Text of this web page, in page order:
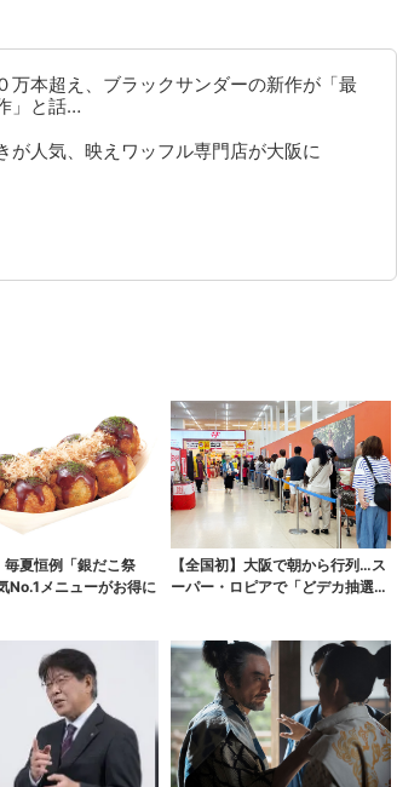
万本超え、ブラックサンダーの新作が「最
」と話…
が人気、映えワッフル専門店が大阪に
毎夏恒例「銀だこ祭
No.1メニューがお得に
【全国初】大阪で朝から行列…ス
ーパー・ロピアで「どデカ抽選